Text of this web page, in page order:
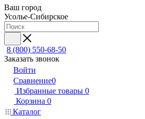
Ваш город
Усолье-Сибирское
8 (800) 550-68-50
Заказать звонок
Войти
Сравнение0
Избранные товары 0
Корзина 0
Каталог